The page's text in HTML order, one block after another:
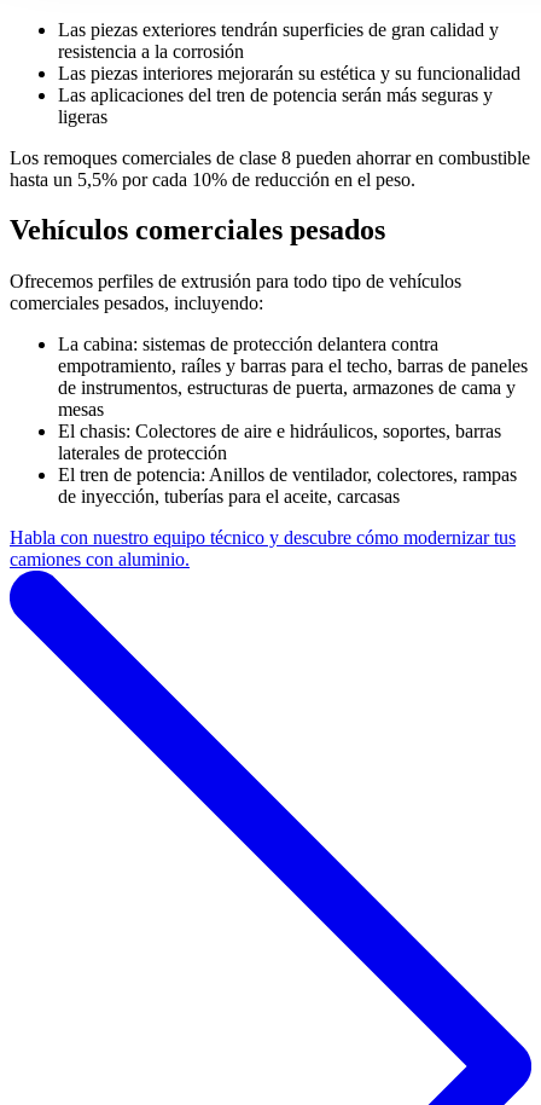
Las piezas exteriores tendrán superficies de gran calidad y
resistencia a la corrosión
Las piezas interiores mejorarán su estética y su funcionalidad
Las aplicaciones del tren de potencia serán más seguras y
ligeras
Los remoques comerciales de clase 8 pueden ahorrar en combustible
hasta un 5,5% por cada 10% de reducción en el peso.
Vehículos comerciales pesados
Ofrecemos perfiles de extrusión para todo tipo de vehículos
comerciales pesados, incluyendo:
La cabina: sistemas de protección delantera contra
empotramiento, raíles y barras para el techo, barras de paneles
de instrumentos, estructuras de puerta, armazones de cama y
mesas
El chasis: Colectores de aire e hidráulicos, soportes, barras
laterales de protección
El tren de potencia: Anillos de ventilador, colectores, rampas
de inyección, tuberías para el aceite, carcasas
Habla con nuestro equipo técnico y descubre cómo modernizar tus
camiones con aluminio.